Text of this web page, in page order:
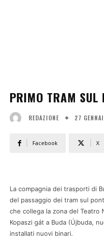
PRIMO TRAM SUL
REDAZIONE 27
Facebook X
La compagnia dei trasporti di
del passaggio dei tram sul
che collega la zona del Teatro
Kopaszi gát a Buda (Újbuda,
installati nuovi binari.